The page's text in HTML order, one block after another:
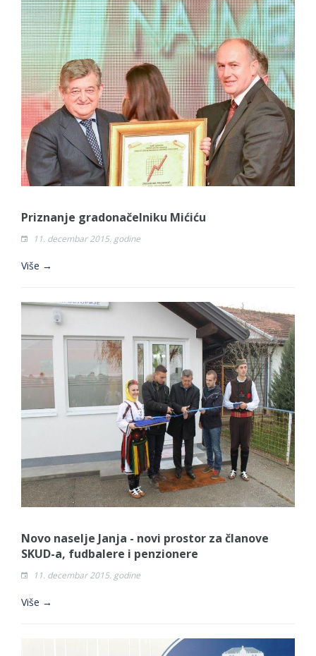
Priznanje gradonačelniku Mićiću
11. decembar 2015. godine
Više →
Novo naselje Janja - novi prostor za članove
SKUD-a, fudbalere i penzionere
11. decembar 2015. godine
Više →